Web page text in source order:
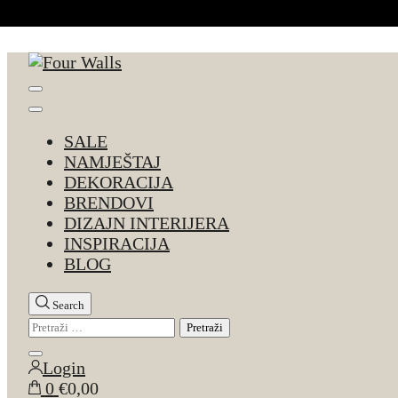
SALE
NAMJEŠTAJ
DEKORACIJA
BRENDOVI
DIZAJN INTERIJERA
INSPIRACIJA
BLOG
Search
Pretraži:
Close
search
Login
0 €0,00